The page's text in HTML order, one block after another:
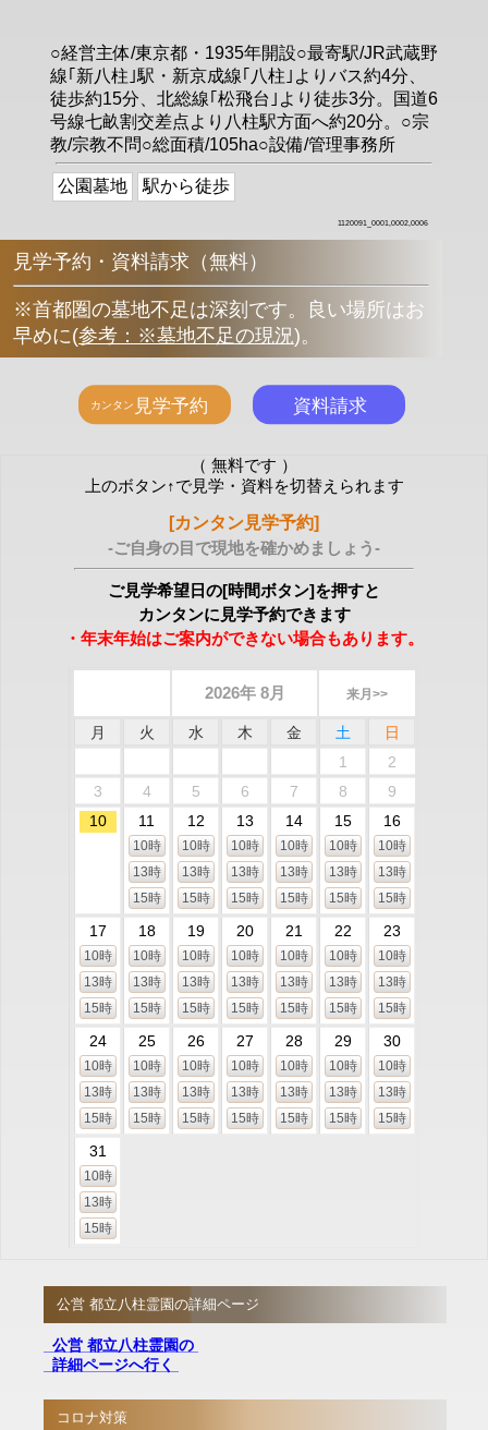
○経営主体/東京都・1935年開設○最寄駅/JR武蔵野
線｢新八柱｣駅・新京成線｢八柱｣よりバス約4分、
徒歩約15分、北総線｢松飛台｣より徒歩3分。国道6
号線七畝割交差点より八柱駅方面へ約20分。○宗
教/宗教不問○総面積/105ha○設備/管理事務所
公園墓地 駅から徒歩
1120091_0001,0002,0006
見学予約・資料請求（無料）
※首都圏の墓地不足は深刻です。良い場所はお
早めに(参考：※墓地不足の現況)。
（ 無料です ）
上のボタン↑で見学・資料を切替えられます
[カンタン見学予約]
-ご自身の目で現地を確かめましょう-
ご見学希望日の[時間ボタン]を押すと
カンタンに見学予約できます
・年末年始はご案内ができない場合もあります。
2026年 8月 来月>>
月 火 水 木 金 土
日
1
2
3
4 5 6 7 8
9
10
11
10時
13時
15時
12
10時
13時
15時
13
10時
13時
15時
14
10時
13時
15時
15
10時
13時
15時
16
10時
13時
15時
17
10時
13時
15時
18
10時
13時
15時
19
10時
13時
15時
20
10時
13時
15時
21
10時
13時
15時
22
10時
13時
15時
23
10時
13時
15時
24
10時
13時
15時
25
10時
13時
15時
26
10時
13時
15時
27
10時
13時
15時
28
10時
13時
15時
29
10時
13時
15時
30
10時
13時
15時
31
10時
13時
15時
公営 都立八柱霊園の詳細ページ
公営 都立八柱霊園の
詳細ページへ行く
コロナ対策